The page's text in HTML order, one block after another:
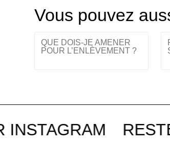
Vous pouvez
QUE DOIS-JE AMENER
POUR L’ENLÈVEMENT ?